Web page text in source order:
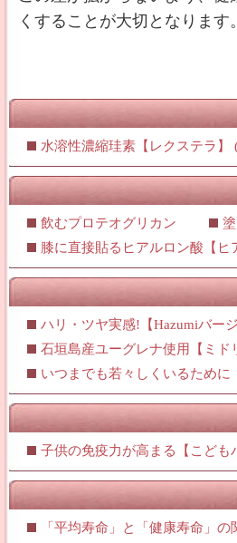
くすることが大切となります。
水溶性濃縮珪素【レクステラ】
飲むプロテオグリカン
膝に直接貼るヒアルロン酸【ヒ
ハリ・ツヤ実感!【Hazumiバー
石垣島産ユーグレナ使用【ミド
いつまでも若々しくいるために
子供の免疫力が高まる【こども
「平均寿命」と「健康寿命」の